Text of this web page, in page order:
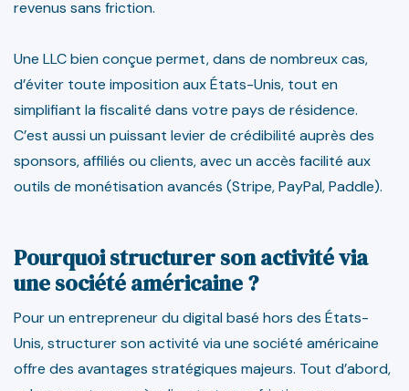
revenus sans friction.
Une LLC bien conçue permet, dans de nombreux cas,
d’éviter toute imposition aux États-Unis, tout en
simplifiant la fiscalité dans votre pays de résidence.
C’est aussi un puissant levier de crédibilité auprès des
sponsors, affiliés ou clients, avec un accès facilité aux
outils de monétisation avancés (Stripe, PayPal, Paddle).
Pourquoi structurer son activité via
une société américaine ?
Pour un entrepreneur du digital basé hors des États-
Unis, structurer son activité via une société américaine
offre des avantages stratégiques majeurs. Tout d’abord,